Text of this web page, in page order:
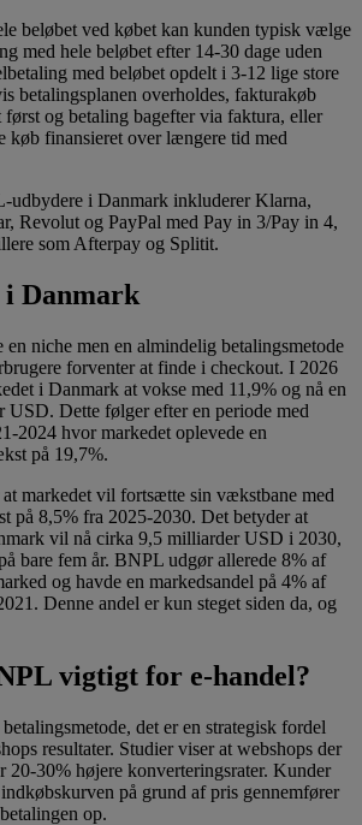
beløbet ved købet kan kunden typisk vælge
med hele beløbet efter 14-30 dage uden
med beløbet opdelt i 3-12 lige store
betalingsplanen overholdes, fakturakøb
først og betaling bagefter via faktura, eller
køb finansieret over længere tid med
udbydere i Danmark inkluderer Klarna,
Revolut og PayPal med Pay in 3/Pay in 4,
som Afterpay og Splitit.
Danmark
niche men en almindelig betalingsmetode
forventer at finde i checkout. I 2026
i Danmark at vokse med 11,9% og nå en
Dette følger efter en periode med
2024 hvor markedet oplevede en
på 19,7%.
markedet vil fortsætte sin vækstbane med
på 8,5% fra 2025-2030. Det betyder at
vil nå cirka 9,5 milliarder USD i 2030,
bare fem år. BNPL udgør allerede 8% af
og havde en markedsandel på 4% af
Denne andel er kun steget siden da, og
vigtigt for e-handel?
det er en strategisk fordel
resultater. Studier viser at webshops der
30% højere konverteringsrater. Kunder
på grund af pris gennemfører
op.